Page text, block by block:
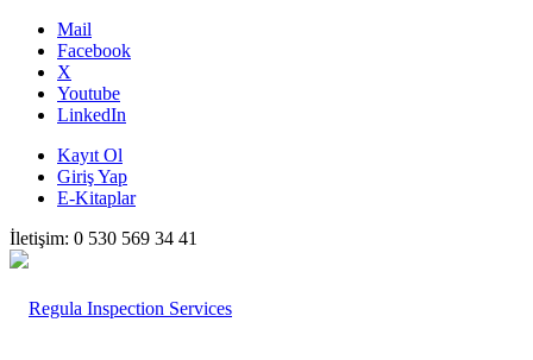
Mail
Facebook
X
Youtube
LinkedIn
Kayıt Ol
Giriş Yap
E-Kitaplar
İletişim: 0 530 569 34 41